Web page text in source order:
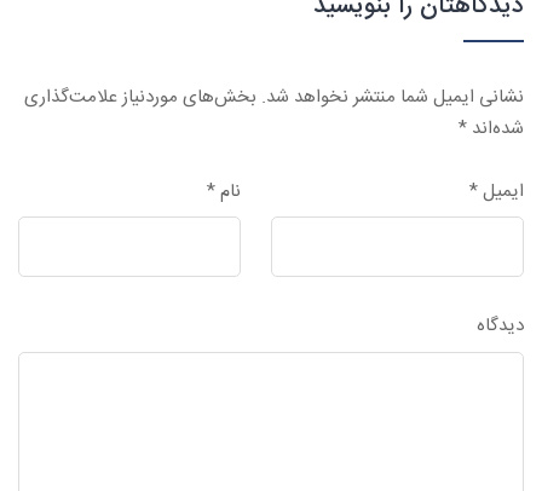
نشانی ایمیل شما منتشر نخواهد شد. بخش‌های موردنیاز علامت‌گذاری
شده‌اند *
نام* ایمیل*
دیدگاه